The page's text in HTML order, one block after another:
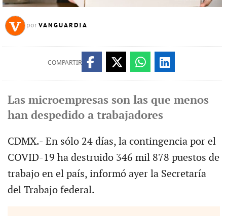
por VANGUARDIA
COMPARTIR
Las microempresas son las que menos
han despedido a trabajadores
CDMX.- En sólo 24 días, la contingencia por el
COVID-19 ha destruido 346 mil 878 puestos de
trabajo en el país, informó ayer la Secretaría
del Trabajo federal.